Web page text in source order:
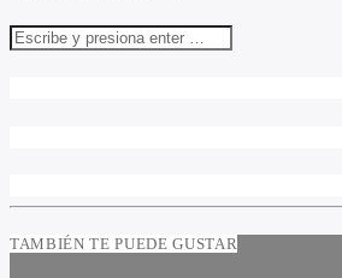
TAMBIÉN TE PUEDE GUSTAR